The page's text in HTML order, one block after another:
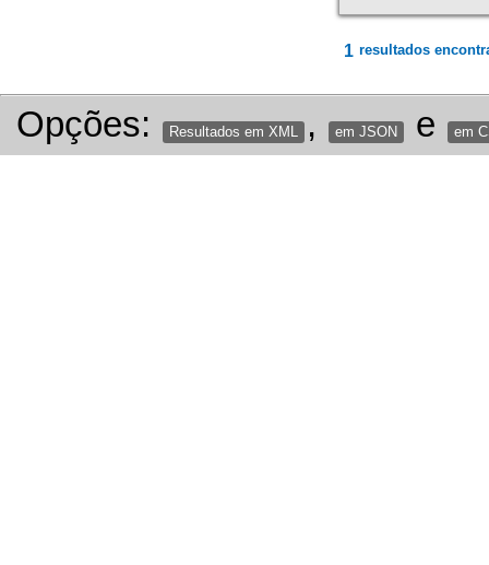
1 resultados
Opções: Resultados em XML , em JSON e em